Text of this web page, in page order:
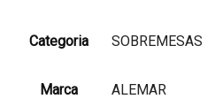
Categoria SOBREMESAS
Marca ALEMAR